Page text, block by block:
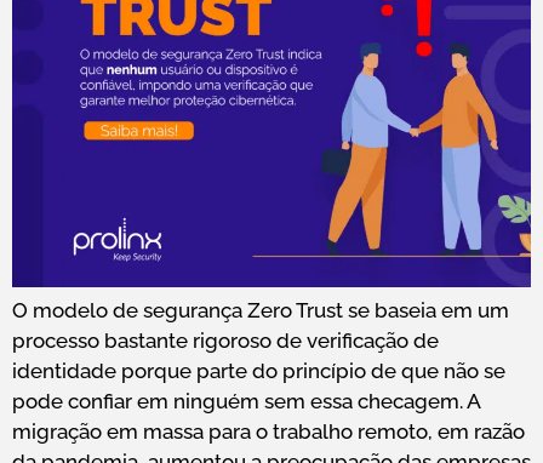
O modelo de segurança Zero Trust se baseia em um
processo bastante rigoroso de verificação de
identidade porque parte do princípio de que não se
pode confiar em ninguém sem essa checagem. A
migração em massa para o trabalho remoto, em razão